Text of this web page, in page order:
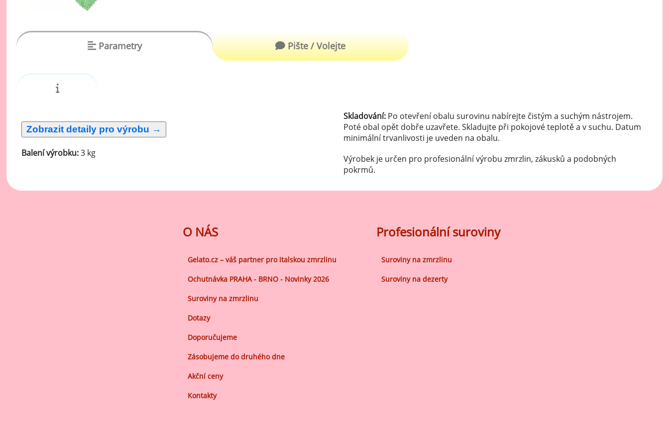
Kokosové ochucovací pasty
Ovocné pyré - 100% rozmixované
zralé ovoce
Pečení
Ovocné náplně Farcitury
základu
Ošetření ovoce
Doplňkové ingredience
Parametry Pište / Volejte
Balení výrobku:3 kg
Skladování: Po otevření obalu surovinu nabírejte čistým a suchým nástrojem.
Poté obal opět dobře uzavřete. Skladujte při pokojové teplotě a v suchu. Datum
minimální trvanlivosti je uveden na obalu.
Výrobek je určen pro profesionální výrobu zmrzlin, zákusků a podobných
pokrmů.
O NÁS
Gelato.cz – váš partner pro italskou zmrzlinu
Ochutnávka PRAHA - BRNO - Novinky 2026
Suroviny na zmrzlinu
Dotazy
Doporučujeme
Zásobujeme do druhého dne
Akční ceny
Kontakty
Profesionální suroviny
Suroviny na zmrzlinu
Suroviny na dezerty